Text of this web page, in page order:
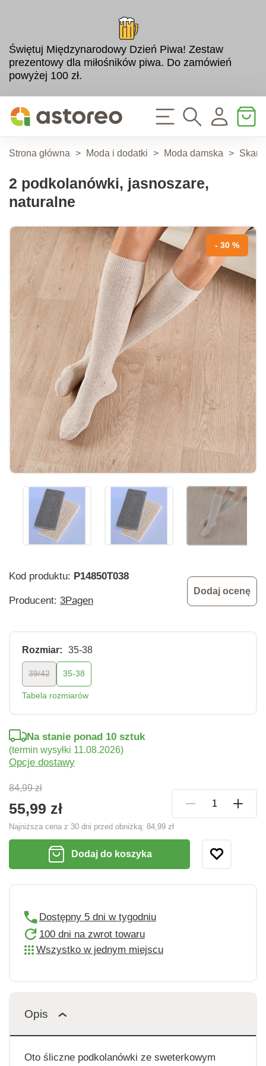
Świętuj Międzynarodowy Dzień Piwa! Zestaw
prezentowy dla miłośników piwa. Do zamówień
powyżej 100 zł.
Strona główna > Moda i dodatki > Moda damska >
2 podkolanówki, jasnoszare,
naturalne
- 30 %
Kod produktu: P14850T038
Producent: 3Pagen
Dodaj ocenę
Rozmiar: 35-38
39/42 35-38
Tabela rozmiarów
84,99 zł
55,99 zł
Najniższa cena z 30 dni przed obniżką: 84,99 zł
Na stanie ponad 10 sztuk
(termin wysyłki 11.08.2026)
Opcje dostawy
Dodaj do koszyka
Dostępny 5 dni w tygodniu
100 dni na zwrot towaru
Wszystko w jednym miejscu
Opis
Oto śliczne podkolanówki ze sweterkowym